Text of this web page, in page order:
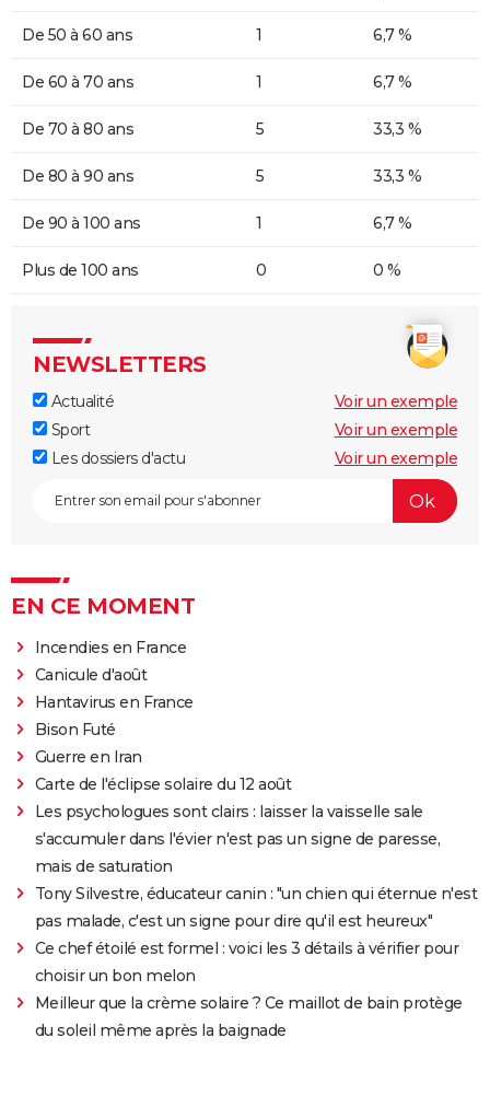
De 50 à 60 ans 1 6,7 %
De 60 à 70 ans 1 6,7 %
De 70 à 80 ans 5 33,3 %
De 80 à 90 ans 5 33,3 %
De 90 à 100 ans 1 6,7 %
Plus de 100 ans 0 0 %
NEWSLETTERS
Actualité
Voir un exemple
Sport
Voir un exemple
Les dossiers d'actu
Voir un exemple
EN CE MOMENT
Incendies en France
Canicule d'août
Hantavirus en France
Bison Futé
Guerre en Iran
Carte de l'éclipse solaire du 12 août
Les psychologues sont clairs : laisser la vaisselle sale
s'accumuler dans l'évier n'est pas un signe de paresse,
mais de saturation
Tony Silvestre, éducateur canin : "un chien qui éternue n'est
pas malade, c'est un signe pour dire qu'il est heureux"
Ce chef étoilé est formel : voici les 3 détails à vérifier pour
choisir un bon melon
Meilleur que la crème solaire ? Ce maillot de bain protège
du soleil même après la baignade